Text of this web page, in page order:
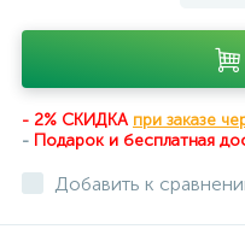
- 2% СКИДКА при заказе
- Подарок и бесплатная
Добавить к